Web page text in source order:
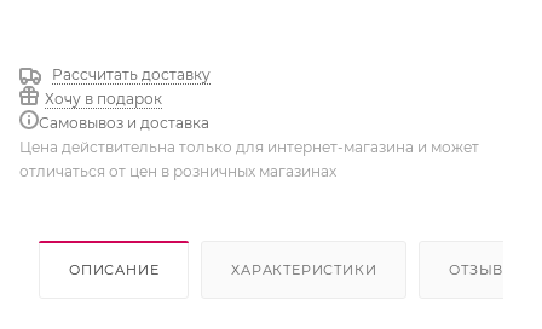
Рассчитать доставку
Хочу в подарок
Самовывоз и доставка
Цена действительна только для интернет-магазина и может
отличаться от цен в розничных магазинах
ОПИСАНИЕ ХАРАКТЕРИСТИКИ ОТЗЫВЫ